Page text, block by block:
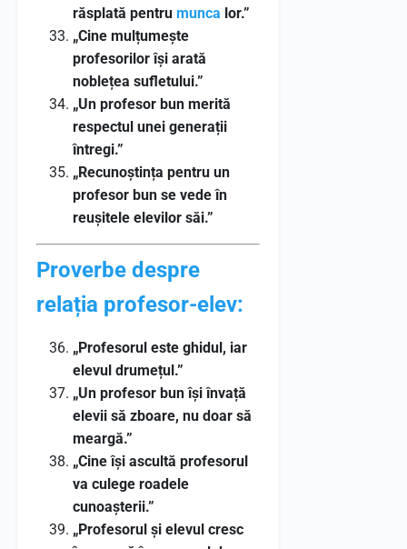
răsplată pentru munca lor.”
„Cine mulțumește
profesorilor își arată
noblețea sufletului.”
„Un profesor bun merită
respectul unei generații
întregi.”
„Recunoștința pentru un
profesor bun se vede în
reușitele elevilor săi.”
Proverbe despre
relația profesor-elev:
„Profesorul este ghidul, iar
elevul drumețul.”
„Un profesor bun își învață
elevii să zboare, nu doar să
meargă.”
„Cine își ascultă profesorul
va culege roadele
cunoașterii.”
„Profesorul și elevul cresc